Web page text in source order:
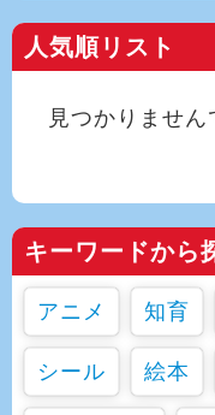
人気順リスト
見つかりません
キーワードから
アニメ 知育
シール 絵本